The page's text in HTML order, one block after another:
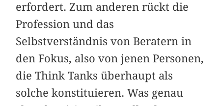
erfordert. Zum anderen rückt die
Profession und das
Selbstverständnis von Beratern in
den Fokus, also von jenen Personen,
die Think Tanks überhaupt als
solche konstituieren. Was genau